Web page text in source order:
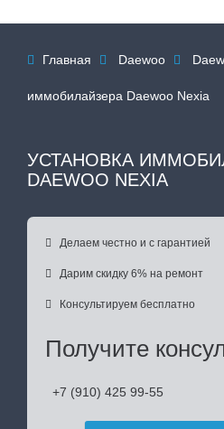
 Главная  Daewoo 
иммобилайзера Daewoo Nexia
УСТАНОВКА
DAEWOO NEXIA
 Делаем честно и с гарантией
 Дарим скидку 6% на ремонт
 Консультируем бесплатно
Получите
+7 (910) 425 99-55